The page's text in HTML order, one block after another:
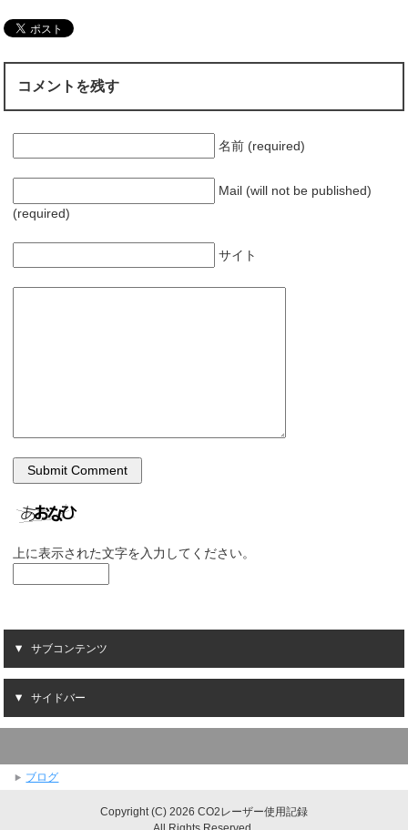
コメントを残す
名前 (required)
Mail (will not be published)
(required)
サイト
上に表示された文字を入力してください。
サブコンテンツ
サイドバー
ブログ
Copyright (C) 2026 CO2レーザー使用記録